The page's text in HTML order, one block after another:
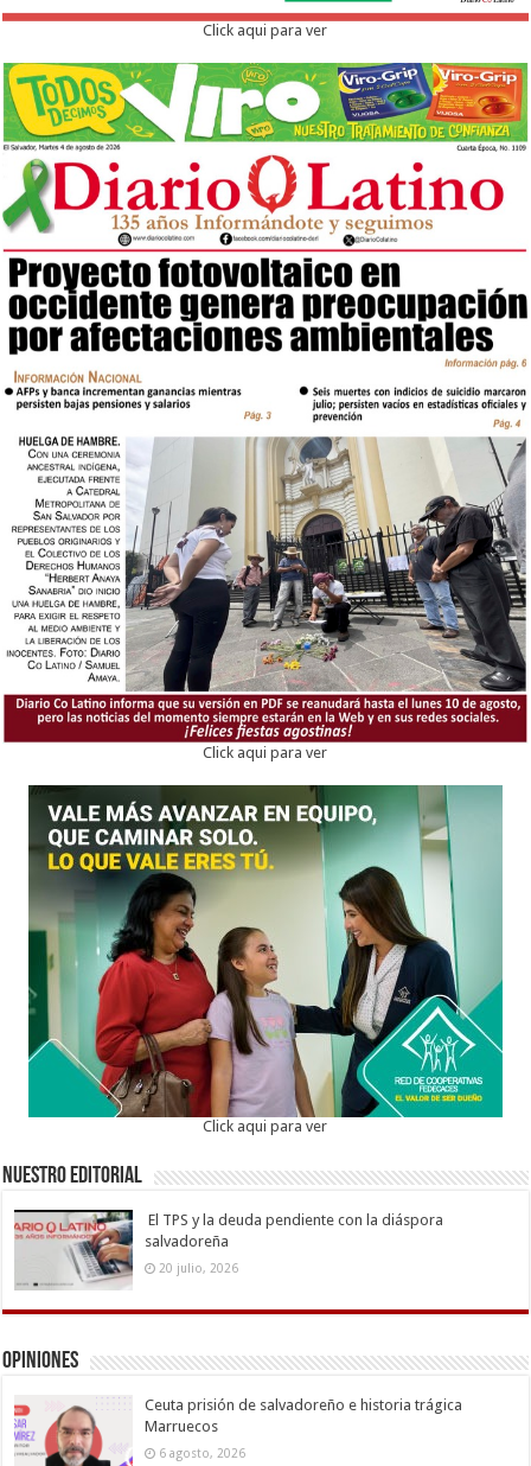
Click aqui para ver
Click aqui para ver
Click aqui para ver
Nuestro Editorial
El TPS y la deuda pendiente con la diáspora
salvadoreña
20 julio, 2026
Opiniones
Ceuta prisión de salvadoreño e historia trágica
Marruecos
6 agosto, 2026